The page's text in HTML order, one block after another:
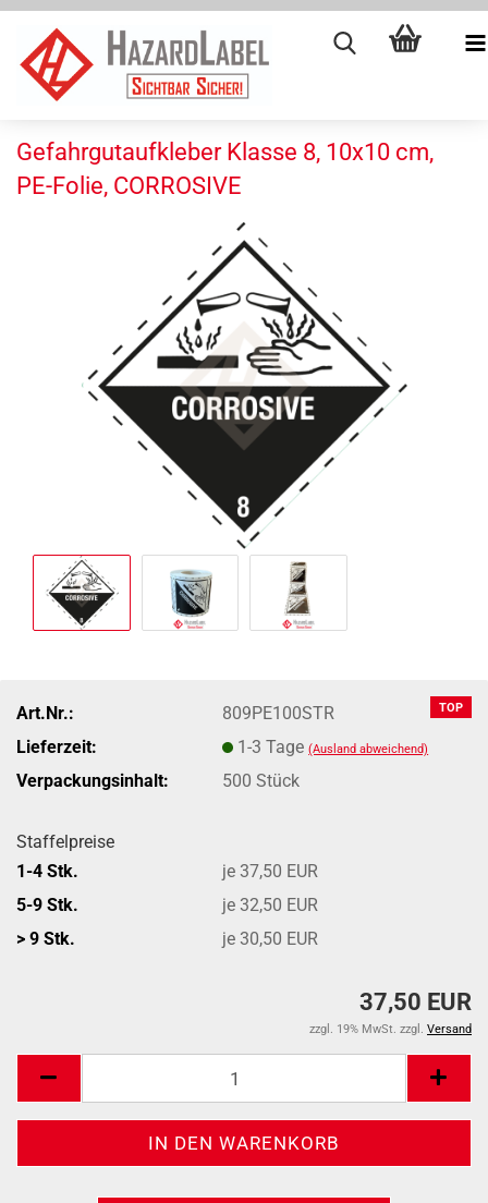
Gefahrgutaufkleber Klasse 8, 10x10 cm,
PE-Folie, CORROSIVE
TOP
Art.Nr.:
809PE100STR
Lieferzeit:
1-3 Tage(Ausland abweichend)
Verpackungsinhalt: 500 Stück
Staffelpreise
1-4 Stk.
je 37,50 EUR
5-9 Stk.
je 32,50 EUR
> 9 Stk.
je 30,50 EUR
37,50 EUR
zzgl. 19% MwSt. zzgl. Versand